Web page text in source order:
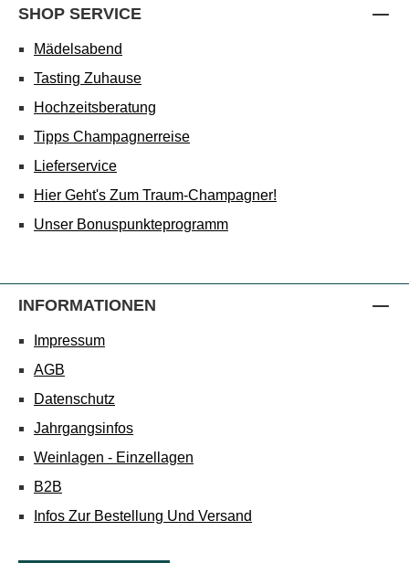
SHOP SERVICE
Mädelsabend
Tasting Zuhause
Hochzeitsberatung
Tipps Champagnerreise
Lieferservice
Hier Geht's Zum Traum-Champagner!
Unser Bonuspunkteprogramm
INFORMATIONEN
Impressum
AGB
Datenschutz
Jahrgangsinfos
Weinlagen - Einzellagen
B2B
Infos Zur Bestellung Und Versand